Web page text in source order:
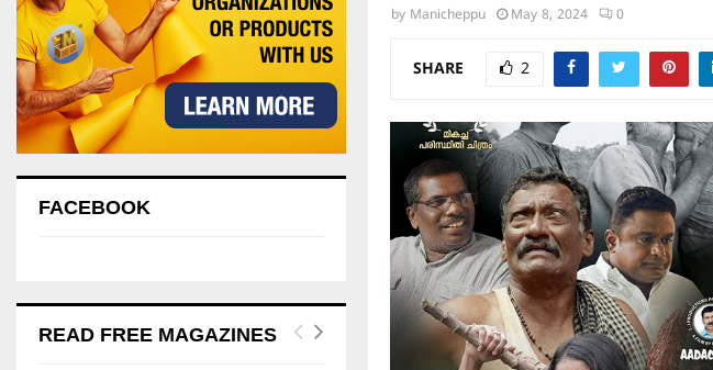
by Manicheppu May 8, 2024 0
SHARE 2
FACEBOOK
READ FREE MAGAZINES